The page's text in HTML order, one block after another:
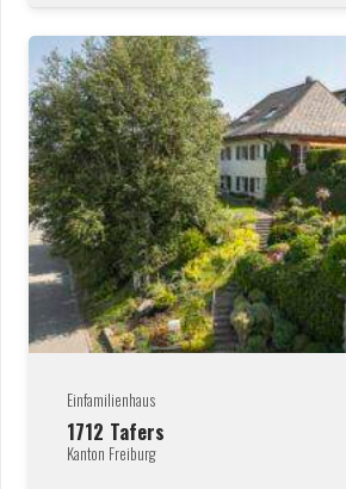
Einfamilienhaus
1712 Tafers
Kanton Freiburg